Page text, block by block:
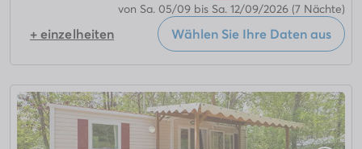
von Sa. 05/09 bis Sa. 12/09/2026 (7 Nächte)
+ einzelheiten Wählen Sie Ihre Daten aus